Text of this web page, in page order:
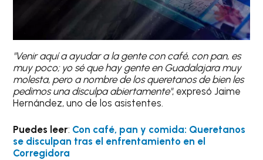
"Venir aquí a ayudar a la gente con café, con pan, es
muy poco; yo sé que hay gente en Guadalajara muy
molesta, pero a nombre de los queretanos de bien les
pedimos una disculpa abiertamente", expresó Jaime
Hernández, uno de los asistentes.
Puedes leer: Con café, pan y comida: Queretanos
se disculpan tras el enfrentamiento en el
Corregidora